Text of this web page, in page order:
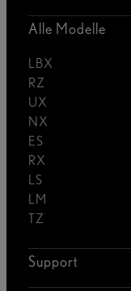
Alle Modelle
LBX
RZ
UX
NX
ES
RX
LS
LM
TZ
Support